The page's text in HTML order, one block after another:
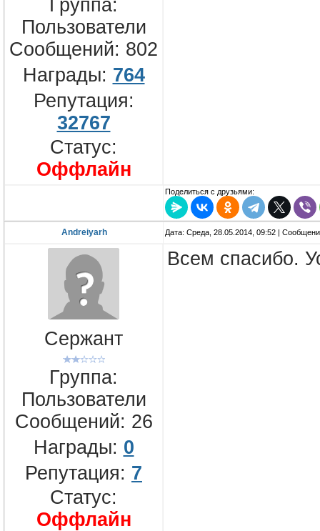
Группа:
Пользователи
Сообщений: 802
Награды: 764
Репутация:
32767
Статус:
Оффлайн
Поделиться с друзьями:
Andreiyarh Дата: Среда, 28.05.2014, 09:52 |
Сержант
Группа:
Пользователи
Сообщений: 26
Награды: 0
Репутация: 7
Статус:
Оффлайн
Всем спасибо.